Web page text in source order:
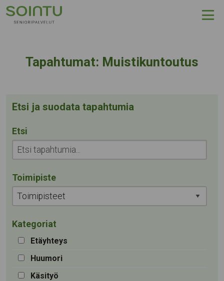
Hyppää sisältöön
Tapahtumat: Kategoria:
Muistikuntoutus
Etsi ja suodata tapahtumia
Etsi
Toimipiste
Kategoriat
Etäyhteys
Huumori
Käsityö